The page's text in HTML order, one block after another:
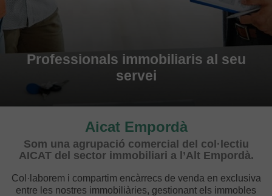
Professionals immobiliaris al seu
servei
Aicat Empordà
Som una agrupació comercial del col·lectiu
AICAT del sector immobiliari a l’Alt Empordà.
Col·laborem i compartim encàrrecs de venda en exclusiva
entre les nostres immobiliàries, gestionant els immobles